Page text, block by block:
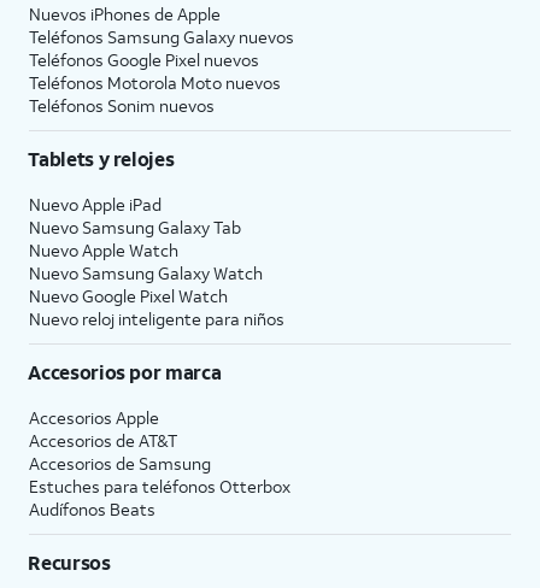
Nuevos iPhones de Apple
Teléfonos Samsung Galaxy nuevos
Teléfonos Google Pixel nuevos
Teléfonos Motorola Moto nuevos
Teléfonos Sonim nuevos
Tablets y relojes
Nuevo Apple iPad
Nuevo Samsung Galaxy Tab
Nuevo Apple Watch
Nuevo Samsung Galaxy Watch
Nuevo Google Pixel Watch
Nuevo reloj inteligente para niños
Accesorios por marca
Accesorios Apple
Accesorios de AT&T
Accesorios de Samsung
Estuches para teléfonos Otterbox
Audífonos Beats
Recursos